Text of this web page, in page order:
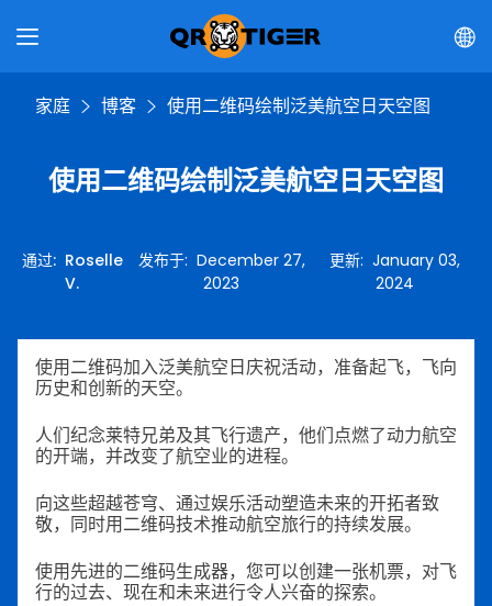
家庭 博客 使用二维码绘制泛美航空日天空图
使用二维码绘制泛美航空日天空图
通过: Roselle
V.
发布于: December 27,
2023
更新:January 03,
2024
使用二维码加入泛美航空日庆祝活动，准备起飞，飞向
历史和创新的天空。
人们纪念莱特兄弟及其飞行遗产，他们点燃了动力航空
的开端，并改变了航空业的进程。
向这些超越苍穹、通过娱乐活动塑造未来的开拓者致
敬，同时用二维码技术推动航空旅行的持续发展。
使用先进的二维码生成器，您可以创建一张机票，对飞
行的过去、现在和未来进行令人兴奋的探索。